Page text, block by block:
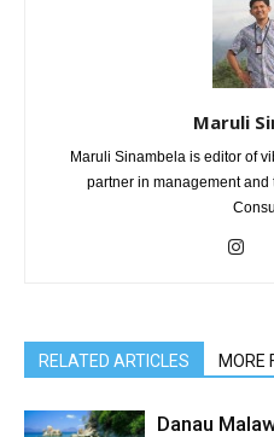
Maruli
Maruli Sinambela is editor of
partner in management
RELATED ARTICLES MORE
Danau